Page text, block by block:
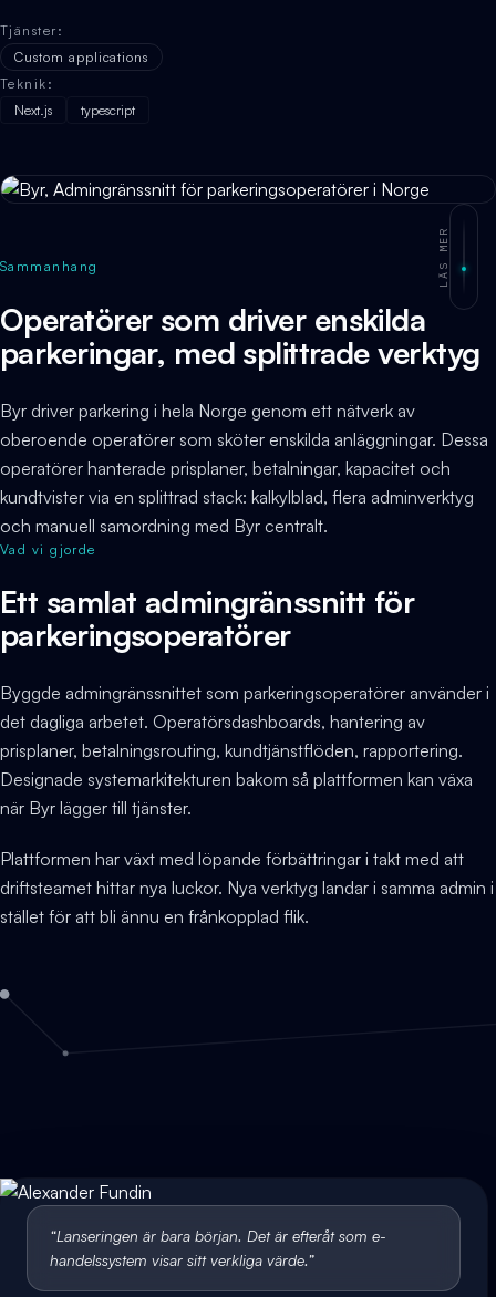
Tjänster :
Custom applications
Teknik :
Next.js
typescript
LÄS MER
Sammanhang
Operatörer som driver enskilda
parkeringar, med splittrade verktyg
Byr driver parkering i hela Norge genom ett nätverk av
oberoende operatörer som sköter enskilda anläggningar. Dessa
operatörer hanterade prisplaner, betalningar, kapacitet och
kundtvister via en splittrad stack: kalkylblad, flera adminverktyg
och manuell samordning med Byr centralt.
Vad vi gjorde
Ett samlat admingränssnitt för
parkeringsoperatörer
Byggde admingränssnittet som parkeringsoperatörer använder i
det dagliga arbetet. Operatörsdashboards, hantering av
prisplaner, betalningsrouting, kundtjänstflöden, rapportering.
Designade systemarkitekturen bakom så plattformen kan växa
när Byr lägger till tjänster.
Plattformen har växt med löpande förbättringar i takt med att
driftsteamet hittar nya luckor. Nya verktyg landar i samma admin i
stället för att bli ännu en frånkopplad flik.
“Lanseringen är bara början. Det är efteråt som e-
handelssystem visar sitt verkliga värde.”